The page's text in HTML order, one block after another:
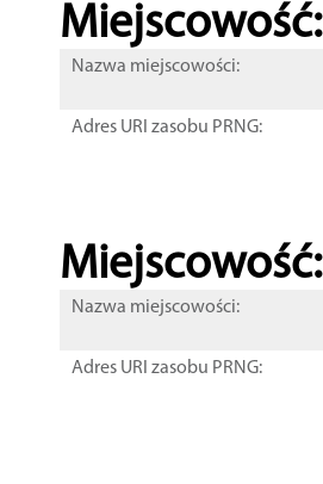
Miejscowość:
Nazwa miejscowości:
Adres URI zasobu PRNG:
Miejscowość:
Nazwa miejscowości:
Adres URI zasobu PRNG: